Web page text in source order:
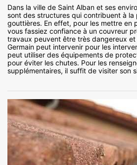
Dans la ville de Saint Alban et ses
sont des structures qui contribuent à la
gouttières. En effet, pour les mettre en
vous fassiez confiance à un couvreur
travaux peuvent être très dangereux
Germain peut intervenir pour les
peut utiliser des équipements de
pour éviter les chutes. Pour les
supplémentaires, il suffit de visiter son